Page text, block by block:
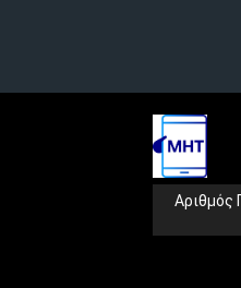
Αριθμός